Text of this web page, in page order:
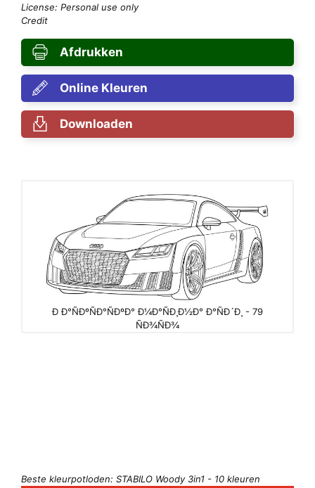
License: Personal use only
Credit
Afdrukken
Online Kleuren
Downloaden
Ð Ð°ÑÐºÑÐ°ÑÐºÐ° Ð¼Ð°ÑÐ¸Ð½Ð° Ð°ÑÐ´Ð¸ - 79
ÑÐ¾ÑÐ¾
Beste kleurpotloden: STABILO Woody 3in1 - 10 kleuren